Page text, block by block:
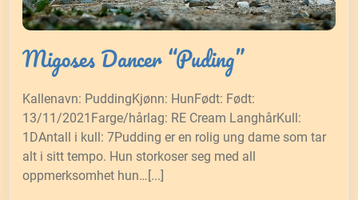
Migoses Dancer “Puding”
Kallenavn: PuddingKjønn: HunFødt: Født:
13/11/2021Farge/hårlag: RE Cream LanghårKull:
1DAntall i kull: 7Pudding er en rolig ung dame som tar
alt i sitt tempo. Hun storkoser seg med all
oppmerksomhet hun…[...]